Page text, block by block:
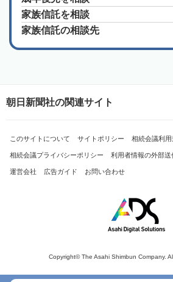
家族信託を相談
家族信託の相談先
朝日新聞社の関連サイト
このサイトについて サイトポリシー 相続会議利用
相続会議プライバシーポリシー 利用者情報の外部送
運営会社 広告ガイド お問い合わせ
Copyright© The Asahi Shimbun Company.